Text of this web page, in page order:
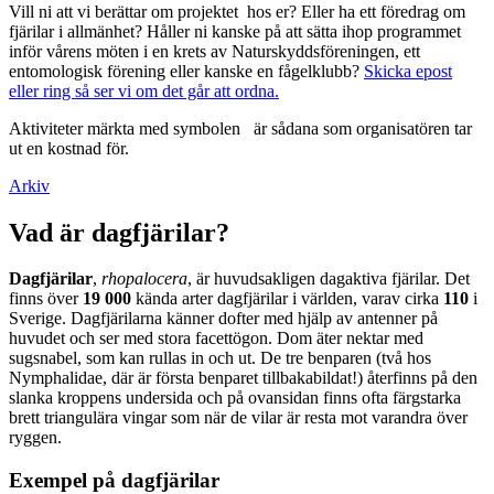
Vill ni att vi berättar om projektet hos er? Eller ha ett föredrag om
fjärilar i allmänhet? Håller ni kanske på att sätta ihop programmet
inför vårens möten i en krets av Naturskyddsföreningen, ett
entomologisk förening eller kanske en fågelklubb? Skicka epost
eller ring så ser vi om det går att ordna.
Aktiviteter märkta med symbolen
är sådana som organisatören tar
ut en kostnad för.
Arkiv
Vad är dagfjärilar?
Dagfjärilar, rhopalocera, är huvudsakligen dagaktiva fjärilar. Det
finns över 19 000 kända arter dagfjärilar i världen, varav cirka 110 i
Sverige. Dagfjärilarna känner dofter med hjälp av antenner på
huvudet och ser med stora facettögon. Dom äter nektar med
sugsnabel, som kan rullas in och ut. De tre benparen (två hos
Nymphalidae, där är första benparet tillbakabildat!) återfinns på den
slanka kroppens undersida och på ovansidan finns ofta färgstarka
brett triangulära vingar som när de vilar är resta mot varandra över
ryggen.
Exempel på dagfjärilar